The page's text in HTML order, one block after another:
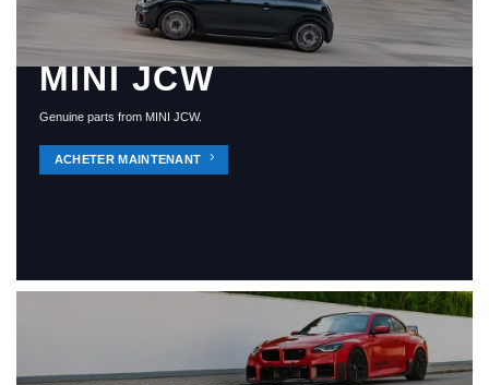
MINI JCW
Genuine parts from MINI JCW.
ACHETER MAINTENANT